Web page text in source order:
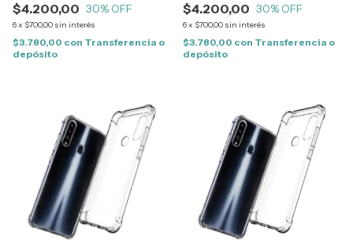
$4.200,00 30% OFF
6x $700,00 sin interés
$3.780,00 con Transferencia o
depósito
$4.200,00 30% OFF
6x $700,00 sin interés
$3.780,00 con Transferencia o
depósito